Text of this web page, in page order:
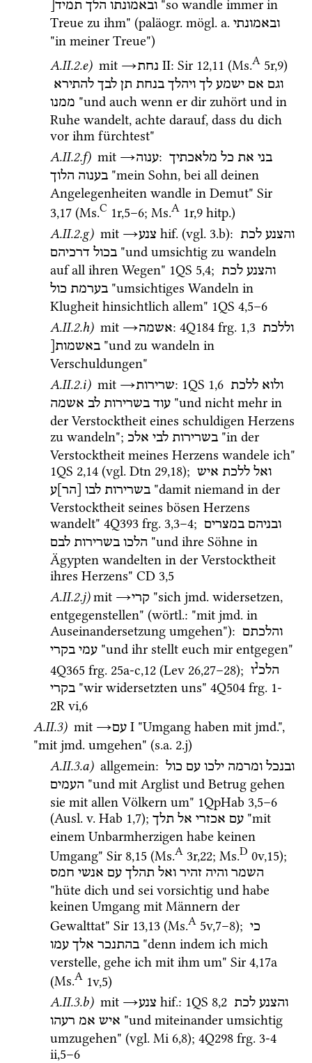
ובאמונתו הלך תמיד[
"so wandle immer in
Treue zu ihm" (paläogr. mögl. a. ובאמונתי
"in meiner Treue")
A.II.2.e) mit →נחת ‎ II: Sir 12,11 (Ms.A 5r,9)
וגם אם ישמע לך ויהלך בנחת תן לבך להתירא
ממנו "und auch wenn er dir zuhört und in
Ruhe wandelt, achte darauf, dass du dich
vor ihm fürchtest"
A.II.2.f) mit →ענוה: בני את כל מלאכתיך
בענוה הלוך
"mein Sohn, bei all deinen
Angelegenheiten wandle in Demut" Sir
3,17 (Ms.C 1r,5–6; Ms.A 1r,9 hitp.)
A.II.2.g) mit →צנע hif. (vgl. 3.b): והצנע לכת
בכול דרכיהם
"und umsichtig zu wandeln
auf all ihren Wegen" 1QS 5,4; והצנע לכת
בערמת כול
"umsichtiges Wandeln in
Klugheit hinsichtlich allem" 1QS 4,5–6
A.II.2.h) mit →אשמה: 4Q184 frg. 1,3 וללכת
באשמות[ "und zu wandeln in
Verschuldungen"
A.II.2.i) mit →שרירות: 1QS 1,6 ולוא ללכת
עוד בשרירות לב אשמה
"und nicht mehr in
der Verstocktheit eines schuldigen Herzens
zu wandeln";
בשרירות לבי אלכ
"in der
1QS 2,14 (vgl. Dtn 29,18); ואל ללכת איש
בשרירות לבו [הר]ע
"damit niemand in der
Verstocktheit seines bösen Herzens
wandelt" 4Q393 frg. 3,3–4; ובניהם במצרים
הלכו בשרירות לבם
"und ihre Söhne in
Ägypten wandelten in der Verstocktheit
ihres Herzens" CD 3,5
A.II.2.j)mit →קרי "sich jmd. widersetzen,
entgegenstellen" (wörtl.: "mit jmd. in
Auseinandersetzung umgehen"): והלכתם
עמי בקרי
4Q365 frg. 25a-c,12 (Lev 26,27–28); הלכנו
בקרי "wir widersetzten uns" 4Q504 frg. 1-
2R vi,6
A.II.3) mit →עם ‎ I "Umgang haben mit jmd.",
"mit jmd. umgehen" (s.a. 2.j)
A.II.3.a) allgemein: ובנכל ומרמה ילכו עם כול
העמים "und mit Arglist und Betrug gehen
sie mit allen Völkern um" 1QpHab 3,5–6
(Ausl. v. Hab 1,7); עם אכזרי אל תלך
"mit
einem Unbarmherzigen habe keinen
Umgang" Sir 8,15 (Ms.A 3r,22; Ms.D 0v,15)
השמר והיה זהיר ואל תהלך עם אנשי חמס
"hüte dich und sei vorsichtig und habe
keinen Umgang mit Männern der
Gewalttat" Sir 13,13 (Ms.A 5v,7–8); כי
בהתנכר אלך עמו
"denn indem ich mich
verstelle, gehe ich mit ihm um" Sir 4,17a
(Ms.A 1v,5)
A.II.3.b) mit →צנע hif.: 1QS 8,2 והצנע לכת
איש אמ רעהו
"und miteinander umsichtig
umzugehen" (vgl. Mi 6,8); 4Q298 frg. 3-4
ii,5–6